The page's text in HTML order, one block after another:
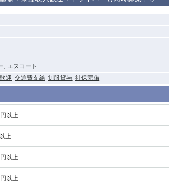
, エスコート
迎 交通費支給 制服貸与 社保完備
以上
上
以上
以上
亀戸
幡ヶ谷
祖師ヶ谷大蔵
溝の口
本厚木
武蔵小杉
武蔵新城 元住吉
大船
相模原